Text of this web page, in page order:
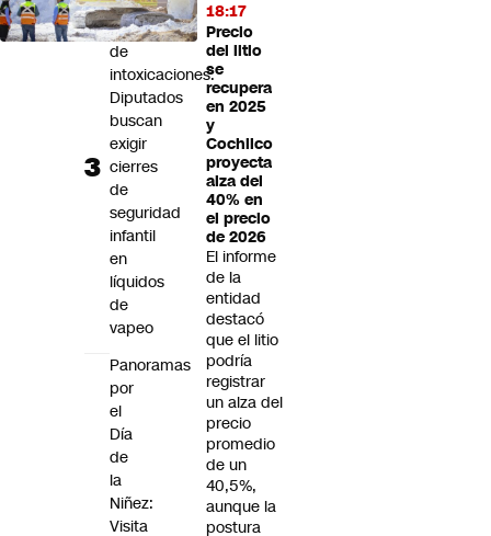
18:17
Precio
del litio
se
recupera
en 2025
y
Cochilco
proyecta
alza del
40% en
el precio
de 2026
El informe
de la
entidad
destacó
que el litio
podría
registrar
un alza del
precio
promedio
de un
40,5%,
aunque la
postura
Ante
alza
de
intoxicaciones:
Diputados
buscan
exigir
cierres
de
seguridad
infantil
en
líquidos
de
vapeo
Panoramas
por
el
Día
de
la
Niñez:
Visita